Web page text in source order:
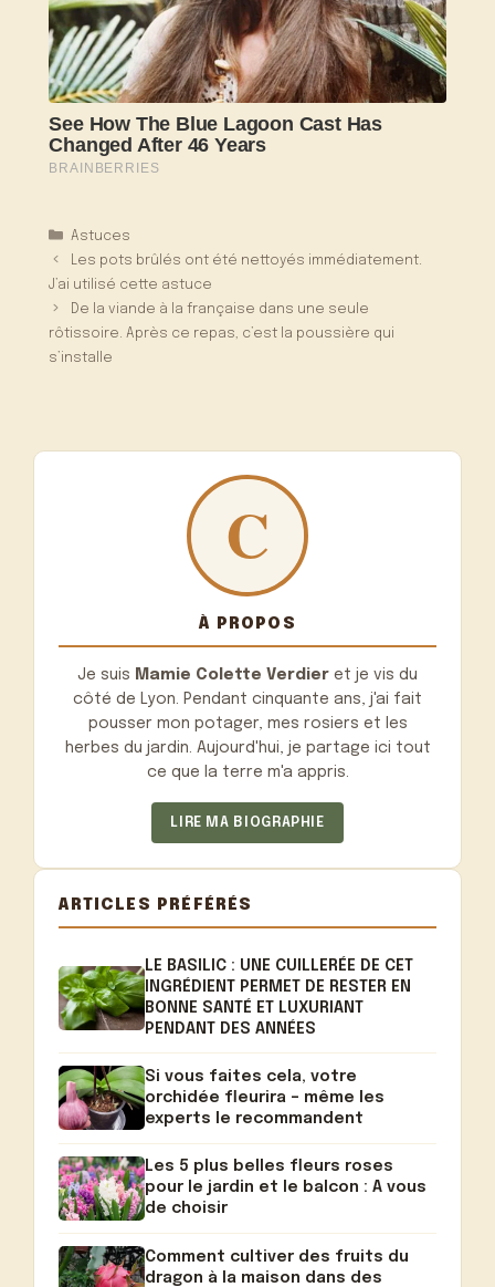
Catégories
Astuces
Les pots brûlés ont été nettoyés immédiatement.
J’ai utilisé cette astuce
De la viande à la française dans une seule
rôtissoire. Après ce repas, c’est la poussière qui
s’installe
À PROPOS
Je suis Mamie Colette Verdier et je vis du
côté de Lyon. Pendant cinquante ans, j'ai fait
pousser mon potager, mes rosiers et les
herbes du jardin. Aujourd'hui, je partage ici tout
ce que la terre m'a appris.
LIRE MA BIOGRAPHIE
ARTICLES PRÉFÉRÉS
LE BASILIC : UNE CUILLERÉE DE CET
INGRÉDIENT PERMET DE RESTER EN
BONNE SANTÉ ET LUXURIANT
PENDANT DES ANNÉES
Si vous faites cela, votre
orchidée fleurira – même les
experts le recommandent
Les 5 plus belles fleurs roses
pour le jardin et le balcon : A vous
de choisir
Comment cultiver des fruits du
dragon à la maison dans des